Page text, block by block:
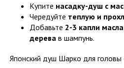
Купите насадку-душ с
Чередуйте теплую и
Добавьте 2-3 капли
дерева в шампунь.
Японский душ Шарко для головы